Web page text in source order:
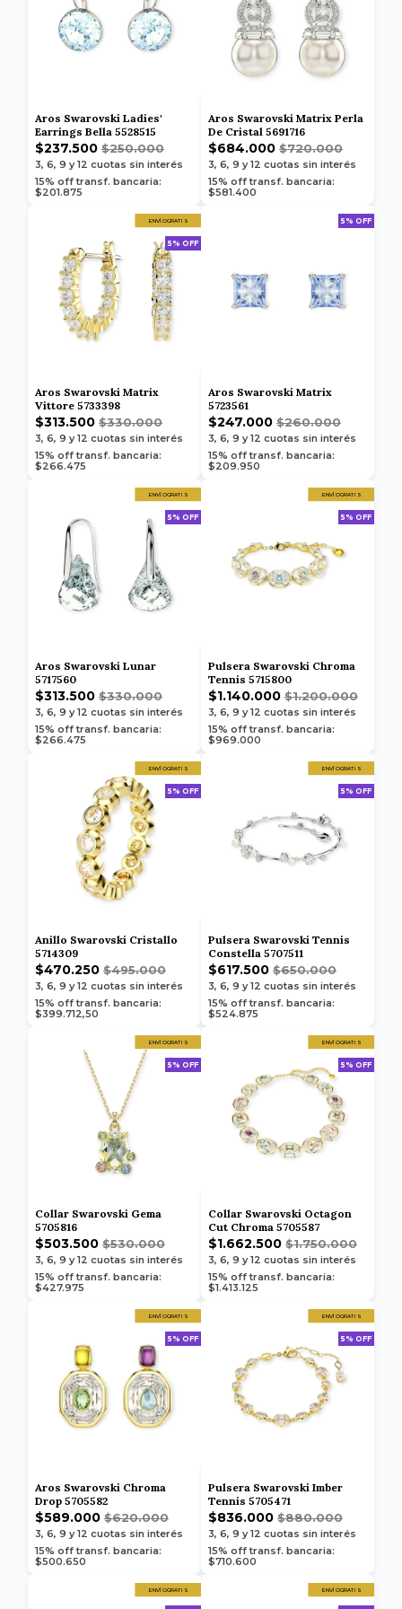
Aros Swarovski Ladies'
Earrings Bella 5528515
$237.500 $250.000
3, 6, 9 y 12 cuotas sin interés
15% off transf. bancaria:
$201.875
Aros Swarovski Matrix Perla
De Cristal 5691716
$684.000 $720.000
3, 6, 9 y 12 cuotas sin interés
15% off transf. bancaria:
$581.400
ENVÍO GRATIS
5% OFF
Aros Swarovski Matrix
Vittore 5733398
$313.500 $330.000
3, 6, 9 y 12 cuotas sin interés
15% off transf. bancaria:
$266.475
5% OFF
Aros Swarovski Matrix
5723561
$247.000 $260.000
3, 6, 9 y 12 cuotas sin interés
15% off transf. bancaria:
$209.950
ENVÍO GRATIS
5% OFF
Aros Swarovski Lunar
5717560
$313.500 $330.000
3, 6, 9 y 12 cuotas sin interés
15% off transf. bancaria:
$266.475
ENVÍO GRATIS
5% OFF
Pulsera Swarovski Chroma
Tennis 5715800
$1.140.000 $1.200.000
3, 6, 9 y 12 cuotas sin interés
15% off transf. bancaria:
$969.000
ENVÍO GRATIS
5% OFF
Anillo Swarovski Cristallo
5714309
$470.250 $495.000
3, 6, 9 y 12 cuotas sin interés
15% off transf. bancaria:
$399.712,50
ENVÍO GRATIS
5% OFF
Pulsera Swarovski Tennis
Constella 5707511
$617.500 $650.000
3, 6, 9 y 12 cuotas sin interés
15% off transf. bancaria:
$524.875
ENVÍO GRATIS
5% OFF
Collar Swarovski Gema
5705816
$503.500 $530.000
3, 6, 9 y 12 cuotas sin interés
15% off transf. bancaria:
$427.975
ENVÍO GRATIS
5% OFF
Collar Swarovski Octagon
Cut Chroma 5705587
$1.662.500 $1.750.000
3, 6, 9 y 12 cuotas sin interés
15% off transf. bancaria:
$1.413.125
ENVÍO GRATIS
5% OFF
Aros Swarovski Chroma
Drop 5705582
$589.000 $620.000
3, 6, 9 y 12 cuotas sin interés
15% off transf. bancaria:
$500.650
ENVÍO GRATIS
5% OFF
Pulsera Swarovski Imber
Tennis 5705471
$836.000 $880.000
3, 6, 9 y 12 cuotas sin interés
15% off transf. bancaria:
$710.600
ENVÍO GRATIS ENVÍO GRATIS